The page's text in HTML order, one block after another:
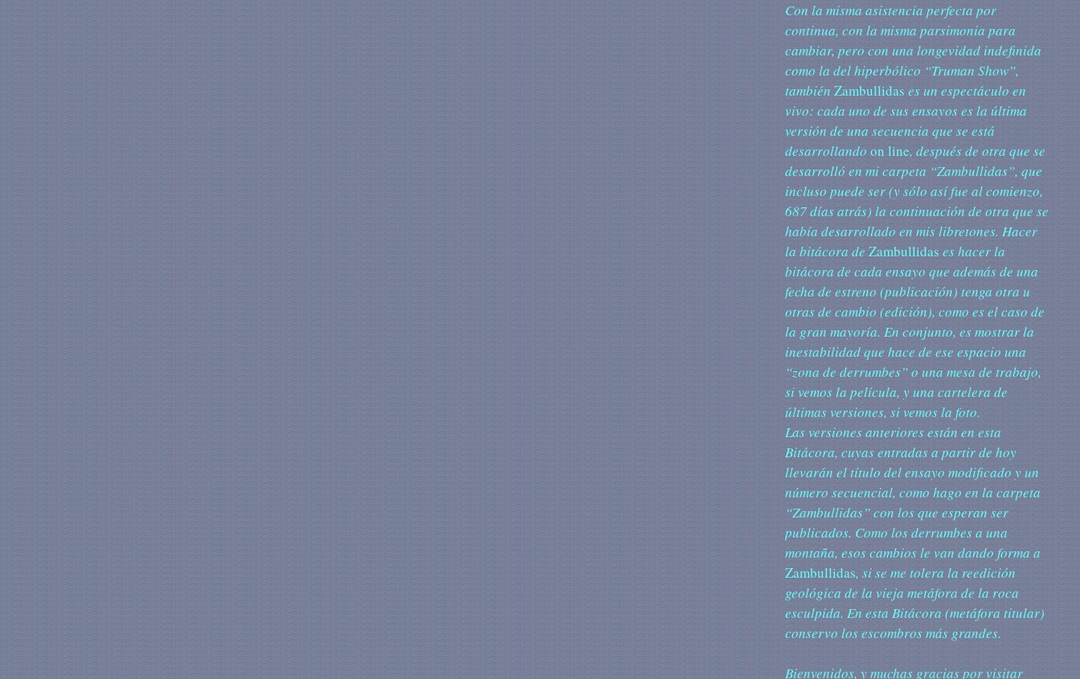
Con la misma asistencia perfecta por
continua, con la misma parsimonia para
cambiar, pero con una longevidad indefinida
como la del hiperbólico “Truman Show”,
también Zambullidas es un espectáculo en
vivo: cada uno de sus ensayos es la última
versión de una secuencia que se está
desarrollando on line, después de otra que se
desarrolló en mi carpeta “Zambullidas”, que
incluso puede ser (y sólo así fue al comienzo,
687 días atrás) la continuación de otra que se
había desarrollado en mis libretones. Hacer
la bitácora de Zambullidas es hacer la
bitácora de cada ensayo que además de una
fecha de estreno (publicación) tenga otra u
otras de cambio (edición), como es el caso de
la gran mayoría. En conjunto, es mostrar la
inestabilidad que hace de ese espacio una
“zona de derrumbes” o una mesa de trabajo,
si vemos la película, y una cartelera de
últimas versiones, si vemos la foto.
Las versiones anteriores están en esta
Bitácora, cuyas entradas a partir de hoy
llevarán el título del ensayo modificado y un
número secuencial, como hago en la carpeta
“Zambullidas” con los que esperan ser
publicados. Como los derrumbes a una
montaña, esos cambios le van dando forma a
Zambullidas, si se me tolera la reedición
geológica de la vieja metáfora de la roca
esculpida. En esta Bitácora (metáfora titular)
conservo los escombros más grandes.
Bienvenidos, y muchas gracias por visitar